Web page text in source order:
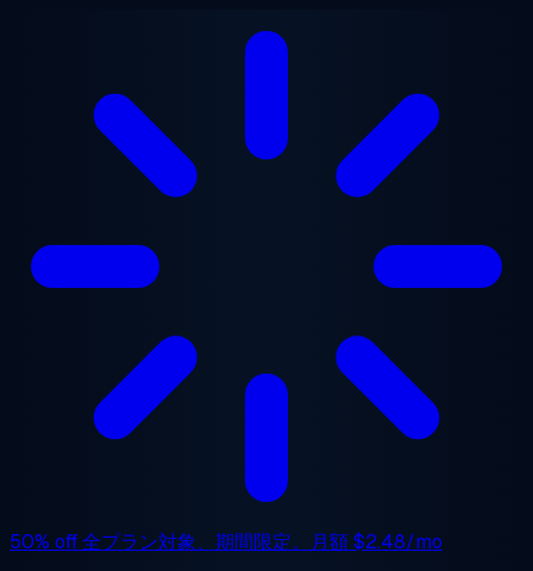
50% off全プラン対象、期間限定。月額$2.48/mo